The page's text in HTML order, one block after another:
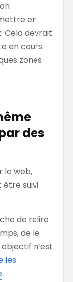
en
Cela devrait
en cours
zones
des
le web,
être suivi
de relire
de le
n’est
les
.